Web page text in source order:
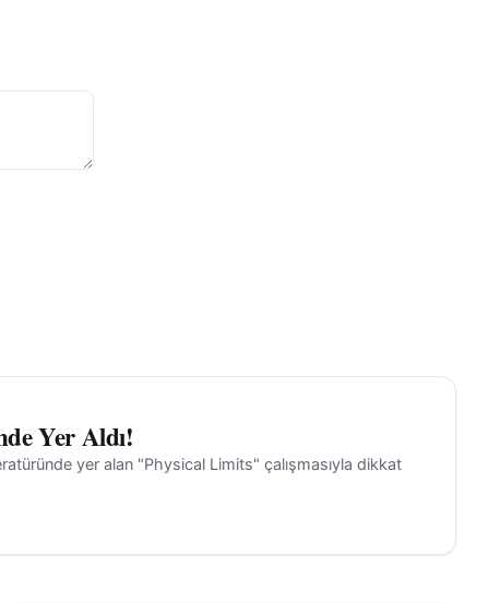
Yer Aldı!
yer alan "Physical Limits" çalışmasıyla dikkat